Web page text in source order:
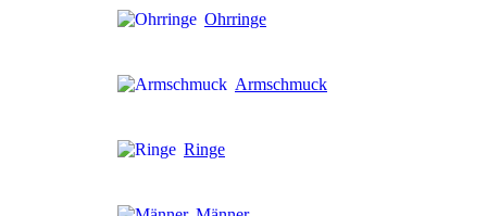
Ohrringe
Armschmuck
Ringe